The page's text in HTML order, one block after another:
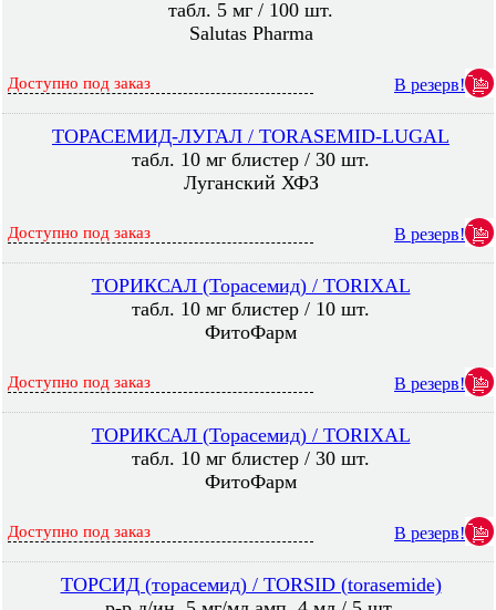
табл. 5 мг / 100 шт.
Salutas Pharma
Доступно под заказ В резерв!
ТОРАСЕМИД-ЛУГАЛ / TORASEMID-LUGAL
табл. 10 мг блистер / 30 шт.
Луганский ХФЗ
Доступно под заказ В резерв!
ТОРИКСАЛ (Торасемид) / TORIXAL
табл. 10 мг блистер / 10 шт.
ФитоФарм
Доступно под заказ В резерв!
ТОРИКСАЛ (Торасемид) / TORIXAL
табл. 10 мг блистер / 30 шт.
ФитоФарм
Доступно под заказ В резерв!
ТОРСИД (торасемид) / TORSID (torasemide)